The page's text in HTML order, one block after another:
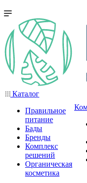
Каталог
Правильное
питание
Бады
Бренды
Комплекс
решений
Органическая
косметика